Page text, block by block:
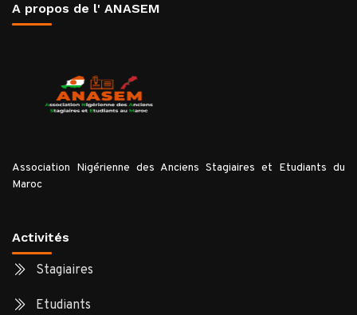
A propos de l' ANASEM
Association Nigérienne des Anciens Stagiaires et Etudiants du
Maroc
Activités
Stagiaires
Etudiants